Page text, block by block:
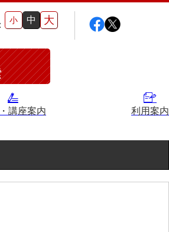
小 中 大
講座案内 利用案内